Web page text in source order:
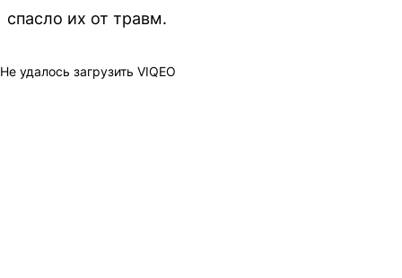
спасло их от травм.
Не удалось загрузить VIQEO